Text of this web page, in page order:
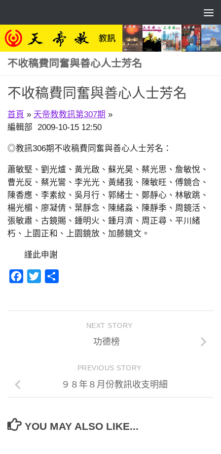
不收稿費同奮與善心人士芳名
不收稿費同奮與善心人士芳名
首頁 » 天帝教教訊第307期 »
編輯部 2009-10-15 12:50
◎教訊306期不收稿費同奮與善心人士芳名：
蕭敏堅、劉光爐、黃光啟、蘇光昊、蔡光思、詹敏悅、
曹光反、蔡光鸞、李光光、黃緒我、陳敏旺、傅鏡合、
陳香應、李素紋、吳月行、郭緒士、鄭靜心、林敏跳、
楊光楣、廖凝倩、葉靜念、陳緒淼、陳靜季、周鏡活、
張敏肅、古鏡賜、鍾明火、鍾月濟、周正尋、平川緒
朽、上園正和、上園鏡放、加藤鏡文。
謹此申謝
Facebook
Twitter
NEXT STORY
功德榜
PREVIOUS STORY
９８年８月份教訊收支明細
YOU MAY ALSO LIKE...